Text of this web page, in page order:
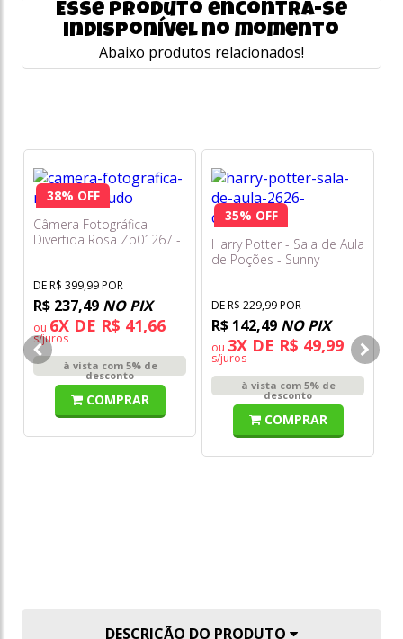
Esse produto encontra-se
indisponível no momento
Abaixo produtos relacionados!
38% OFF
Câmera Fotográfica
Divertida Rosa Zp01267 -
DE R$ 399,99 POR
R$ 237,49 NO PIX
ou 6X DE R$ 41,66
s/juros
à vista com 5% de
desconto
COMPRAR
35% OFF
Harry Potter - Sala de Aula
de Poções - Sunny
DE R$ 229,99 POR
R$ 142,49 NO PIX
ou 3X DE R$ 49,99
s/juros
à vista com 5% de
desconto
COMPRAR
DESCRIÇÃO DO PRODUTO